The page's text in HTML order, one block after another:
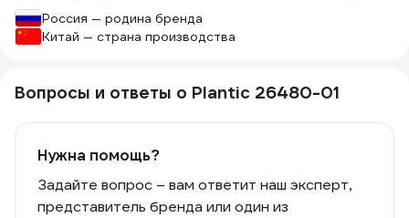
Россия — родина бренда
Китай — страна производства
Вопросы и ответы о Plantic 26480-01
Нужна помощь?
Задайте вопрос – вам ответит наш эксперт,
представитель бренда или один из